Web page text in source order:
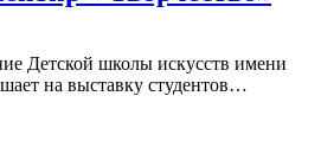
Детской школы искусств имени
на выставку студентов…